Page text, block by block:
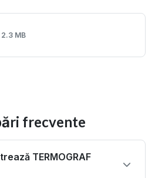
2.3 MB
frecvente
TERMOGRAF